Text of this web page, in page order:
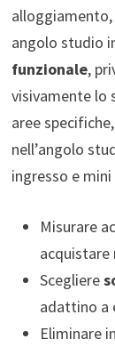
angolo studio
funzionale,
visivamente lo
aree
nell’angolo
ingresso e
Misurare
acquistare
Scegliere
adattino a
Eliminare